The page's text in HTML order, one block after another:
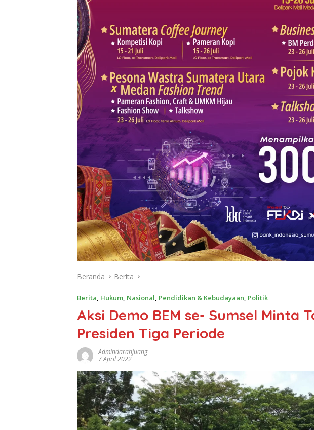
Beranda Berita
Berita, Hukum, Nasional, Pendidikan & Kebudayaan, Politik
Aksi Demo BEM se- Sumsel Minta
Presiden Tiga Periode
Admindarahjuang
7 April 2022